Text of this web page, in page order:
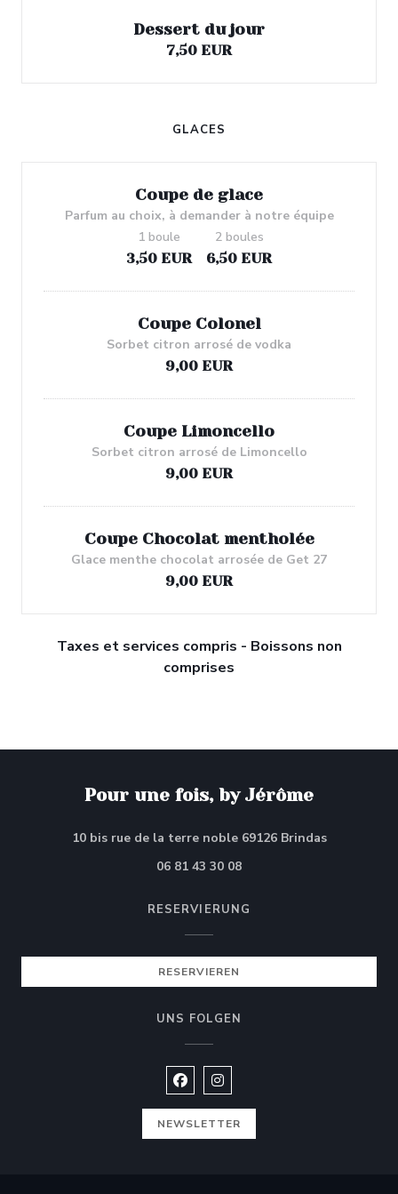
Dessert du jour
7,50 EUR
GLACES
Coupe de glace
Parfum au choix, à demander à notre équipe
3,50 EUR
1 boule
6,50 EUR
2 boules
Coupe Colonel
Sorbet citron arrosé de vodka
9,00 EUR
Coupe Limoncello
Sorbet citron arrosé de Limoncello
9,00 EUR
Coupe Chocolat mentholée
Glace menthe chocolat arrosée de Get 27
9,00 EUR
Taxes et services compris - Boissons non
comprises
Pour une fois, by Jérôme
10 bis rue de la terre noble 69126 Brindas((öffnet ein
06 81 43 30 08
RESERVIERUNG
RESERVIEREN
UNS FOLGEN
Facebook ((öffnet ein neues
Instagram ((öffnet ein
NEWSLETTER